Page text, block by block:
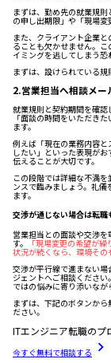
まずは、勤め先の就業規
の申し出期限」や「現場変
また、クライアント企業
ることも欠かせません。
イミングを逃してしまう恐
まずは、設けられている
2.営業担当へ相談メー
就業規則と契約期間を確
「面談の時間をいただき
ます。
例えば「現在の業務内容
したい」といった表現が
伝えることが大切です。
この段階では詳細な不満
ンスで臨みましょう。礼
ます。
交渉が通じない場合は転職
営業担当との面談や交渉
す。「現場変更の希望が繰
状況が続くなら、環境その
交渉が平行線で進まない
ジェントへご相談くださ
ではの悩みに寄り添いなが
まずは、下記のボタンか
ださい。
ITエンジニア転職のプ
今すぐ無料で相談する